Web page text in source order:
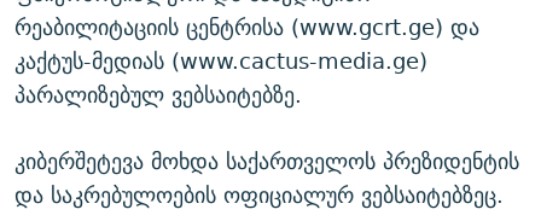
რეაბილიტაციის ცენტრისა (www.gcrt.ge) და
კაქტუს-მედიას (www.cactus-media.ge)
პარალიზებულ ვებსაიტებზე.
კიბერშეტევა მოხდა საქართველოს პრეზიდენტის
და საკრებულოების ოფიციალურ ვებსაიტებზეც.